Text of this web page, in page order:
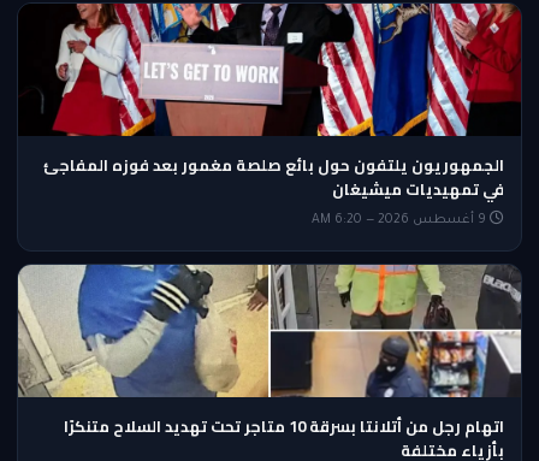
الجمهوريون يلتفون حول بائع صلصة مغمور بعد فوزه المفاجئ
في تمهيديات ميشيغان
اتهام رجل من أتلانتا بسرقة 10 متاجر تحت تهديد السلاح متنكرًا
بأزياء مختلفة